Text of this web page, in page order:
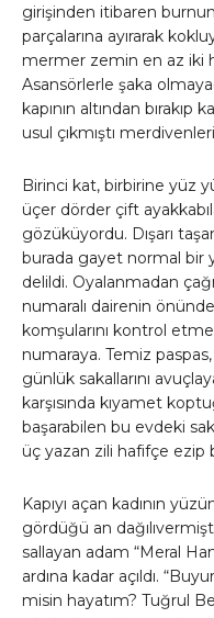
girişinden itibaren
parçalarına ayırarak
mermer zemin en az iki
Asansörlerle şaka
kapının altından bırakıp
usul çıkmıştı
Birinci kat, birbirine yüz
üçer dörder çift
gözüküyordu. Dışarı
burada gayet normal bir
delildi. Oyalanmadan
numaralı dairenin
komşularını kontrol
numaraya. Temiz
günlük sakallarını
karşısında kıyamet
başarabilen bu evdeki
üç yazan zili hafifçe ezip
Kapıyı açan kadının
gördüğü an
sallayan adam “Meral
ardına kadar açıldı.
misin hayatım? Tuğrul